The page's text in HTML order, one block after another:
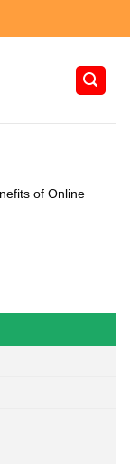
of Online